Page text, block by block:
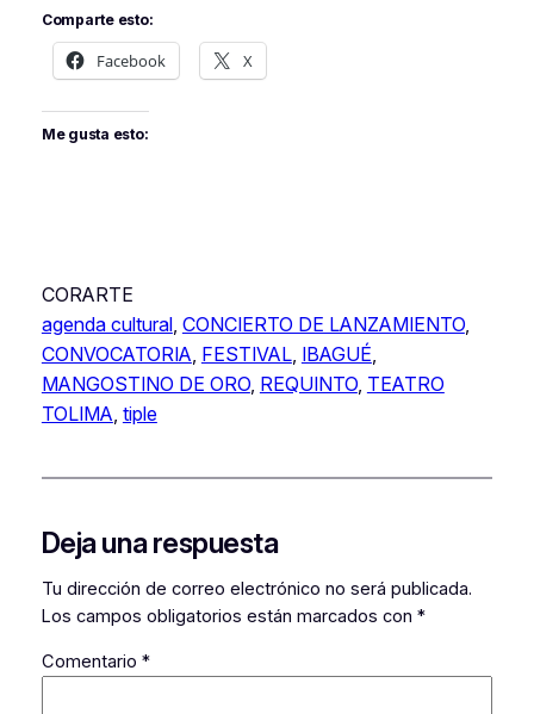
Comparte esto:
Facebook X
Me gusta esto:
CORARTE
agenda cultural, CONCIERTO DE LANZAMIENTO
CONVOCATORIA FESTIVAL, IBAGUÉ
MANGOSTINO DE ORO, REQUINTO, TEATRO
TOLIMA tiple
Deja una respuesta
Tu dirección de correo electrónico no será publicada.
Los campos obligatorios están marcados con *
Comentario *